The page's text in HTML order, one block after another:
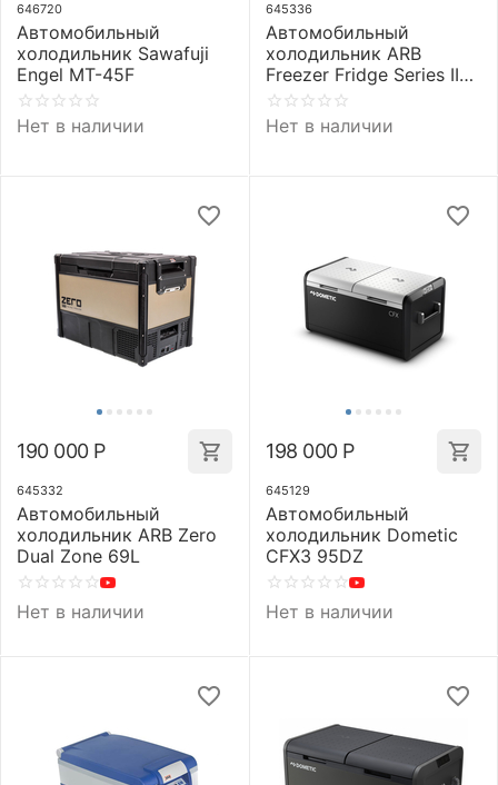
646720
Автомобильный
холодильник Sawafuji
Engel MT-45F
Нет в наличии
645336
Автомобильный
холодильник ARB
Freezer Fridge Series II
60L
Нет в наличии
190 000 Р
645332
Автомобильный
холодильник ARB Zero
Dual Zone 69L
Нет в наличии
198 000 Р
645129
Автомобильный
холодильник Dometic
CFX3 95DZ
Нет в наличии